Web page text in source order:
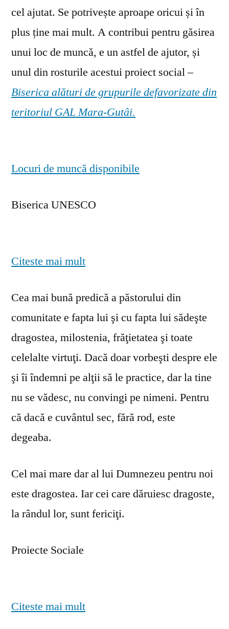
cel ajutat. Se potrivește aproape oricui și în
plus ține mai mult. A contribui pentru găsirea
unui loc de muncă, e un astfel de ajutor, și
unul din rosturile acestui proiect social –
Biserica alături de grupurile defavorizate din
teritoriul GAL Mara-Gutâi.
Locuri de muncă disponibile
Biserica UNESCO
Citeste mai mult
Cea mai bună predică a păstorului din
comunitate e fapta lui şi cu fapta lui sădeşte
dragostea, milostenia, frăţietatea şi toate
celelalte virtuţi. Dacă doar vorbeşti despre ele
şi îi îndemni pe alţii să le practice, dar la tine
nu se vă­desc, nu convingi pe nimeni. Pentru
că dacă e cuvântul sec, fără rod, este
degeaba.
Cel mai mare dar al lui Dumnezeu pentru noi
este dragostea. Iar cei care dăruiesc dragoste,
la rândul lor, sunt fericiţi.
Proiecte Sociale
Citeste mai mult